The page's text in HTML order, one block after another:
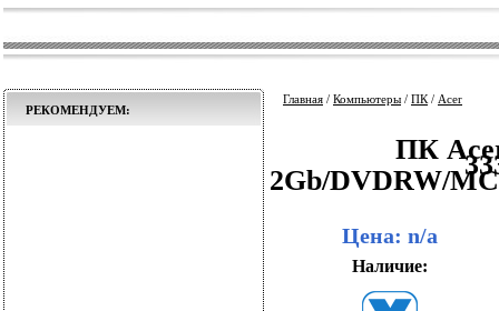
РЕКОМЕНДУЕМ:
Главная / Компьютеры / ПК / Acer
ПК
2Gb/DVDRW/
Цена: n/a
Наличие: